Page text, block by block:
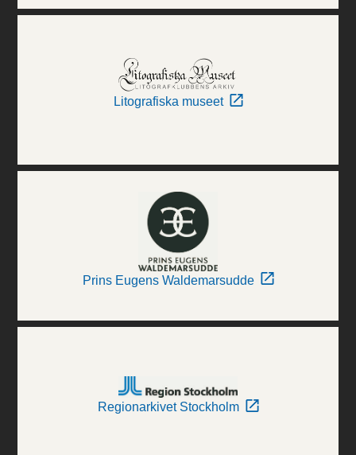
Litografiska museet
Prins Eugens Waldemarsudde
Regionarkivet Stockholm